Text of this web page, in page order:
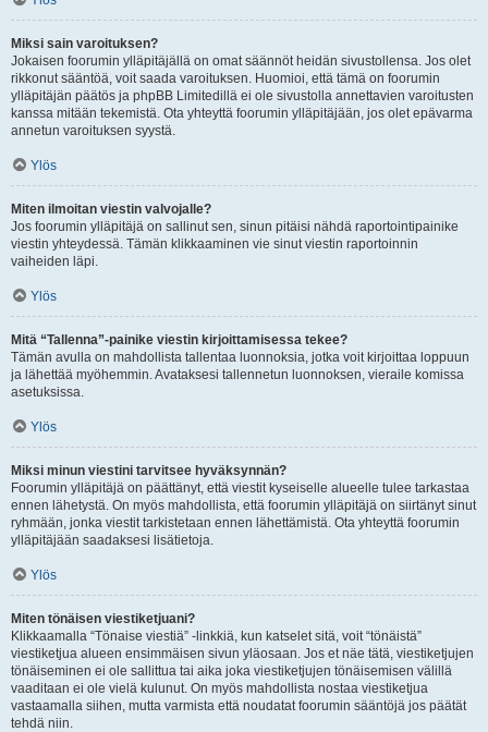
Miksi sain varoituksen?
Jokaisen foorumin ylläpitäjällä on omat säännöt heidän sivustollensa. Jos olet
rikkonut sääntöä, voit saada varoituksen. Huomioi, että tämä on foorumin
ylläpitäjän päätös ja phpBB Limitedillä ei ole sivustolla annettavien varoitusten
kanssa mitään tekemistä. Ota yhteyttä foorumin ylläpitäjään, jos olet epävarma
annetun varoituksen syystä.
Ylös
Miten ilmoitan viestin valvojalle?
Jos foorumin ylläpitäjä on sallinut sen, sinun pitäisi nähdä raportointipainike
viestin yhteydessä. Tämän klikkaaminen vie sinut viestin raportoinnin
vaiheiden läpi.
Ylös
Mitä “Tallenna”-painike viestin kirjoittamisessa tekee?
Tämän avulla on mahdollista tallentaa luonnoksia, jotka voit kirjoittaa loppuun
ja lähettää myöhemmin. Avataksesi tallennetun luonnoksen, vieraile komissa
asetuksissa.
Ylös
Miksi minun viestini tarvitsee hyväksynnän?
Foorumin ylläpitäjä on päättänyt, että viestit kyseiselle alueelle tulee tarkastaa
ennen lähetystä. On myös mahdollista, että foorumin ylläpitäjä on siirtänyt sinut
ryhmään, jonka viestit tarkistetaan ennen lähettämistä. Ota yhteyttä foorumin
ylläpitäjään saadaksesi lisätietoja.
Ylös
Miten tönäisen viestiketjuani?
Klikkaamalla “Tönaise viestiä” -linkkiä, kun katselet sitä, voit “tönäistä”
viestiketjua alueen ensimmäisen sivun yläosaan. Jos et näe tätä, viestiketjujen
tönäiseminen ei ole sallittua tai aika joka viestiketjujen tönäisemisen välillä
vaaditaan ei ole vielä kulunut. On myös mahdollista nostaa viestiketjua
vastaamalla siihen, mutta varmista että noudatat foorumin sääntöjä jos päätät
tehdä niin.